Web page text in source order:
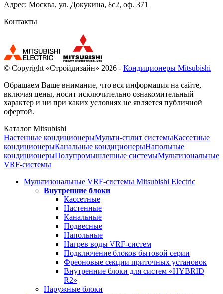
Адрес: Москва, ул. Докукина, 8с2, оф. 371
Контакты
© Copyright «Стройдизайн» 2026 - Кондиционеры Mitsubishi
Обращаем Ваше внимание, что вся информация на сайте,
включая цены, носит исключительно ознакомительный
характер и ни при каких условиях не является публичной
офертой.
Каталог Mitsubishi
Настенные кондиционерыМульти-сплит системыКассетные
кондиционерыКанальные кондиционерыНапольные
кондиционерыПолупромышленные системыМультизональные
VRF-системы
Мультизональные VRF-системы Mitsubishi Electric
Внутренние блоки
Кассетные
Настенные
Канальные
Подвесные
Напольные
Нагрев воды VRF-систем
Подключение блоков бытовой серии
Фреоновые секции приточных установок
Внутренние блоки для систем «HYBRID
R2»
Наружные блоки